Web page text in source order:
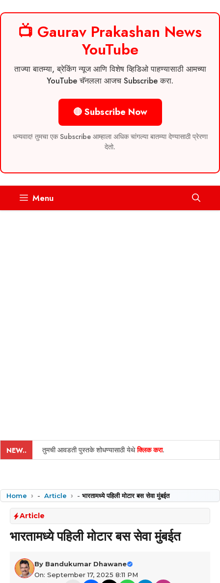
📺 Gaurav Prakashan News
YouTube
ताज्या बातम्या, ब्रेकिंग न्यूज आणि विशेष व्हिडिओ पाहण्यासाठी आमच्या
YouTube चॅनलला आजच Subscribe करा.
🔴 Subscribe Now
धन्यवाद! तुमचा एक Subscribe आम्हाला अधिक चांगल्या बातम्या देण्यासाठी प्रेरणा
देतो.
Menu
NEW.. तुमची आवडती पुस्तके शोधण्यासाठी येथेक्लिक करा.
Home - Article - भारतामध्ये पहिली मोटार बस सेवा मुंबईत
Article
भारतामध्ये पहिली मोटार बस सेवा मुंबईत
By Bandukumar Dhawane
On: September 17, 2025 8:11 PM